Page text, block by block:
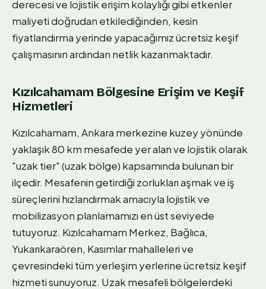
derecesi ve lojistik erişim kolaylığı gibi etkenler
maliyeti doğrudan etkilediğinden, kesin
fiyatlandırma yerinde yapacağımız ücretsiz keşif
çalışmasının ardından netlik kazanmaktadır.
Kızılcahamam Bölgesine Erişim ve Keşif
Hizmetleri
Kızılcahamam, Ankara merkezine kuzey yönünde
yaklaşık 80 km mesafede yer alan ve lojistik olarak
"uzak tier" (uzak bölge) kapsamında bulunan bir
ilçedir. Mesafenin getirdiği zorlukları aşmak ve iş
süreçlerini hızlandırmak amacıyla lojistik ve
mobilizasyon planlamamızı en üst seviyede
tutuyoruz. Kızılcahamam Merkez, Bağlıca,
Yukarıkaraören, Kasımlar mahalleleri ve
çevresindeki tüm yerleşim yerlerine ücretsiz keşif
hizmeti sunuyoruz. Uzak mesafeli bölgelerdeki